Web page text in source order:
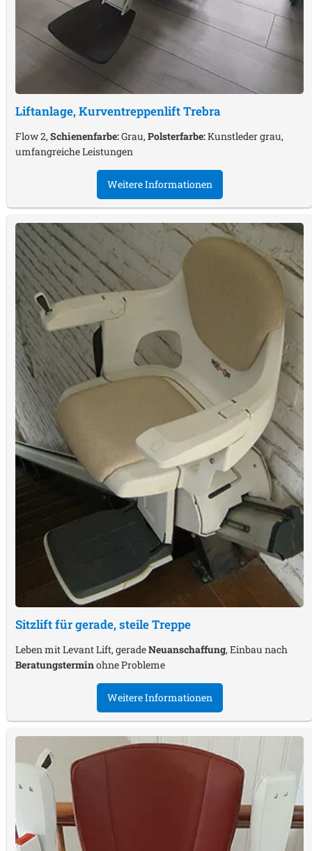
Liftanlage, KurventreppenliftTrebra
Flow 2,Schienenfarbe:Grau,Polsterfarbe:Kunstleder grau,
umfangreiche Leistungen
Weitere Informationen
Sitzlift für gerade, steile Treppe
Leben mit Levant Lift, geradeNeuanschaffung, Einbau nach
Beratungsterminohne Probleme
Weitere Informationen